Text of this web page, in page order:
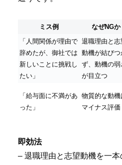
ミス例 なぜNGか
「人間関係が理由で
辞めたが、御社では
新しいことに挑戦し
たい」
退職理由と志
動機が結びつ
ず、動機の弱
が目立つ
「給与面に不満があ
った」
物質的な動機
マイナス評価
即効法
– 退職理由と志望動機を一